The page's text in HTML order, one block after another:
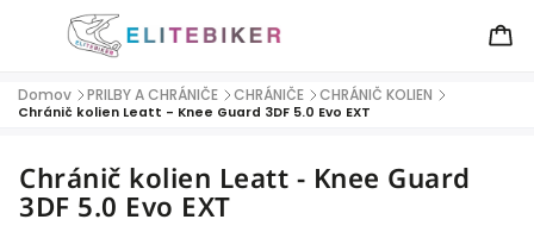
Domov / PRILBY A CHRÁNIČE / CHRÁNIČE / CHRÁNIČ KOLIEN /
Chránič kolien Leatt - Knee Guard 3DF 5.0 Evo EXT
Chránič kolien Leatt - Knee Guard
3DF 5.0 Evo EXT